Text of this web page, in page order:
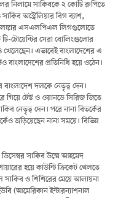
নিলামে সাকিবকে ২ কোটি রুপিতে
অস্ট্রেলিয়ার বিগ ব্যাশ,
এসএলপিএল লিগগুলোতে
টোয়েন্টির সেরা বোলিংগুলোর
খেলেছেন। এভাবেই বাংলাদেশের এ
প্রতিনিধি হয়ে ওঠেন।
বাংলাদেশ দলকে নেতৃত্ব দেন।
গিয়ে টেস্ট ও ওয়ানডে সিরিজ জিতে
নেতৃত্ব দেন। পরে নানা বিতর্কের
জড়িয়েছেন নানা সময়ে। বিভিন্ন
সাকিব উম্মে আহমেদ
হয়ে কাউন্টি ক্রিকেট খেলতে
সাকিব ও শিশিরের মেয়ে আলায়না
(আমেরিকান ইন্টারন্যাশনাল